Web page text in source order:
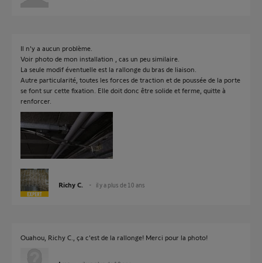
Il n'y a aucun problème.
Voir photo de mon installation , cas un peu similaire.
La seule modif éventuelle est la rallonge du bras de liaison.
Autre particularité, toutes les forces de traction et de poussée de la porte
se font sur cette fixation. Elle doit donc être solide et ferme, quitte à
renforcer.
Richy C. il y a plus de 10 ans
Ouahou, Richy C., ça c'est de la rallonge! Merci pour la photo!